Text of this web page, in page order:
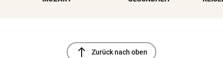
north Zurück nach oben